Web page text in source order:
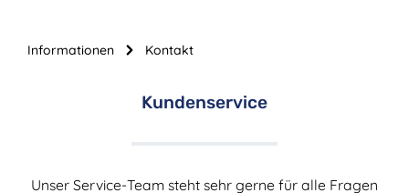
Informationen Kontakt
Kundenservice
Unser Service-Team steht sehr gerne für alle Fragen